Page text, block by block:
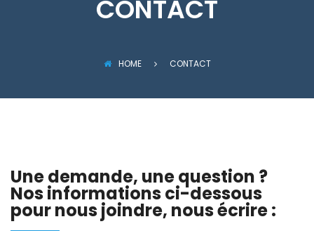
CONTACT
HOME CONTACT
Une demande, une question ?
Nos informations ci-dessous
pour nous joindre, nous écrire :